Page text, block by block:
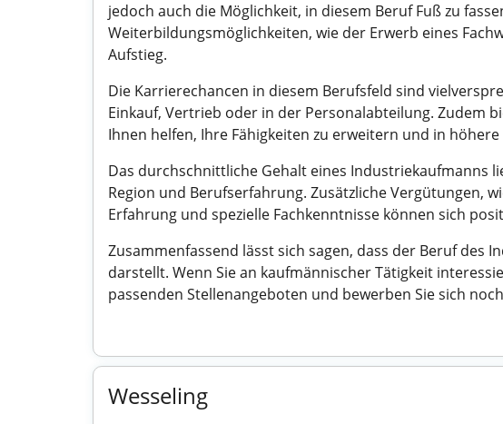
jedoch auch die Möglichkeit, in diesem Beruf Fuß zu
Weiterbildungsmöglichkeiten, wie der Erwerb eines
Aufstieg.
Die Karrierechancen in diesem Berufsfeld sind
Einkauf, Vertrieb oder in der Personalabteilung. Zudem
Ihnen helfen, Ihre Fähigkeiten zu erweitern und in
Das durchschnittliche Gehalt eines Industriekaufmanns
Region und Berufserfahrung. Zusätzliche Vergütungen,
Erfahrung und spezielle Fachkenntnisse können sich
Zusammenfassend lässt sich sagen, dass der Beruf
darstellt. Wenn Sie an kaufmännischer Tätigkeit
passenden Stellenangeboten und bewerben Sie sich
Wesseling